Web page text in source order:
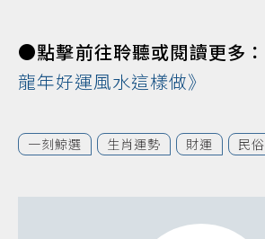
●點擊前往聆聽或閱讀更多：
龍年好運風水這樣做》
一刻鯨選 生肖運勢 財運 民俗